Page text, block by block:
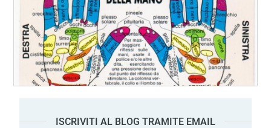
ISCRIVITI AL BLOG TRAMITE EMAIL